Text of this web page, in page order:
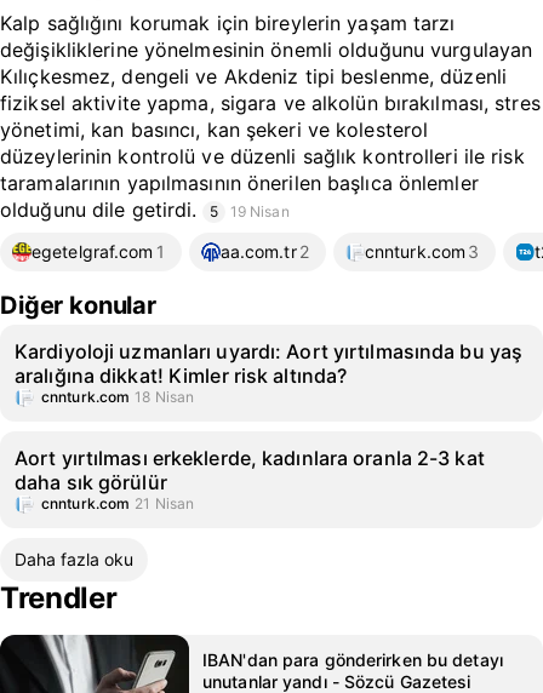
Kalp sağlığını korumak için bireylerin yaşam tarzı
değişikliklerine yönelmesinin önemli olduğunu vurgulayan
Kılıçkesmez, dengeli ve Akdeniz tipi beslenme, düzenli
fiziksel aktivite yapma, sigara ve alkolün bırakılması, stres
yönetimi, kan basıncı, kan şekeri ve kolesterol
düzeylerinin kontrolü ve düzenli sağlık kontrolleri ile risk
taramalarının yapılmasının önerilen başlıca önlemler
olduğunu dile getirdi.
5 19 Nisan
egetelgraf.com 1 aa.com.tr2 cnnturk.com 3
Diğer konular
Kardiyoloji uzmanları uyardı: Aort yırtılmasında bu yaş
aralığına dikkat! Kimler risk altında?
cnnturk.com 18 Nisan
Aort yırtılması erkeklerde, kadınlara oranla 2-3 kat
daha sık görülür
cnnturk.com 21 Nisan
Daha fazla oku
Trendler
IBAN'dan para gönderirken bu detayı
unutanlar yandı - Sözcü Gazetesi